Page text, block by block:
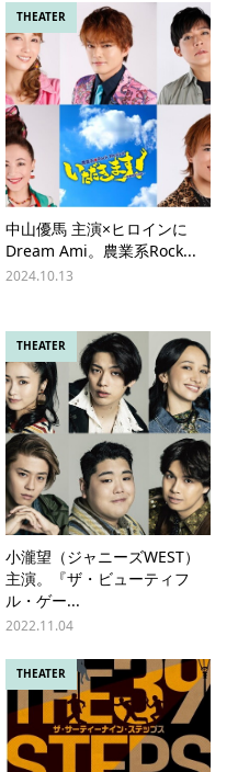
THEATER
中山優馬 主演×ヒロインに
Dream Ami。農業系Rock...
2024.10.13
THEATER
小瀧望（ジャニーズWEST）
主演。『ザ・ビューティフ
ル・ゲー...
2022.11.04
THEATER